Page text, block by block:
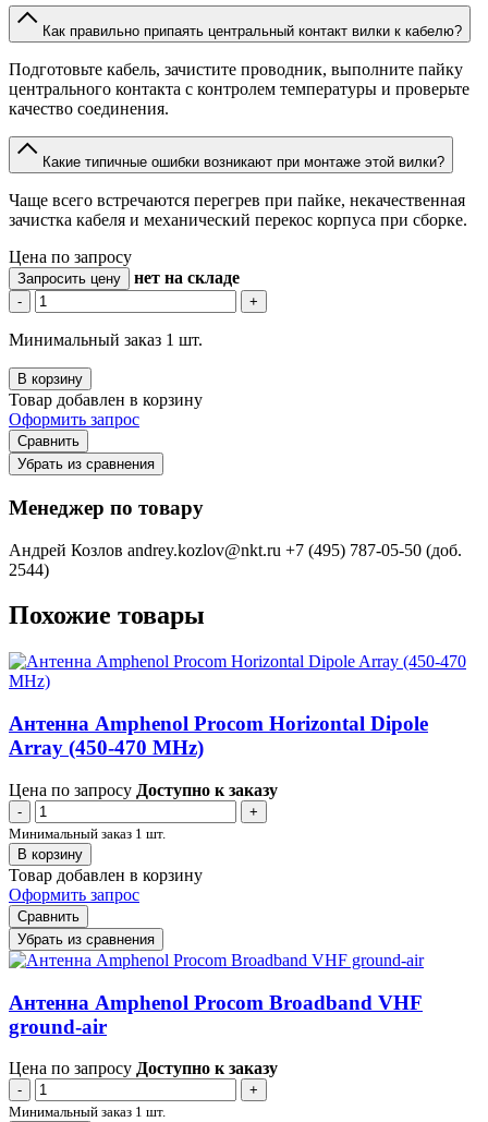
Как правильно припаять центральный контакт вилки к кабелю?
Подготовьте кабель, зачистите проводник, выполните пайку
центрального контакта с контролем температуры и проверьте
качество соединения.
Какие типичные ошибки возникают при монтаже этой вилки?
Чаще всего встречаются перегрев при пайке, некачественная
зачистка кабеля и механический перекос корпуса при сборке.
Цена по запросу
Запросить цену нет на складе
- +
Минимальный заказ 1 шт.
В корзину
Товар добавлен в корзину
Оформить запрос
Сравнить
Убрать из сравнения
Менеджер по товару
Андрей Козлов andrey.kozlov@nkt.ru +7 (495) 787-05-50 (доб.
2544)
Похожие товары
Антенна Amphenol Procom Horizontal Dipole
Array (450-470 MHz)
Цена по запросу Доступно к заказу
-
+
Минимальный заказ 1 шт.
В корзину
Товар добавлен в корзину
Оформить запрос
Сравнить
Убрать из сравнения
Антенна Amphenol Procom Broadband VHF
ground-air
Цена по запросу Доступно к заказу
-
+
Минимальный заказ 1 шт.